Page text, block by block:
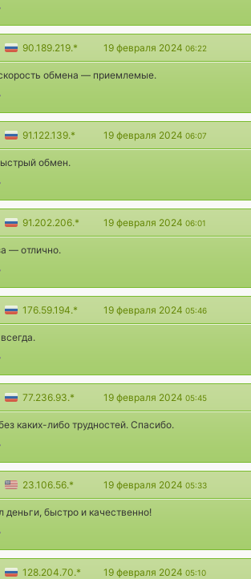
90.189.219.* 19 февраля 2024 06:22
обмена — приемлемые.
91.122.139.* 19 февраля 2024 06:07
обмен.
91.202.206.* 19 февраля 2024 06:01
— отлично.
176.59.194.* 19 февраля 2024 05:46
77.236.93.* 19 февраля 2024 05:45
каких-либо трудностей. Спасибо.
23.106.56.* 19 февраля 2024 05:33
деньги, быстро и качественно!
128.204.70.* 19 февраля 2024 05:10